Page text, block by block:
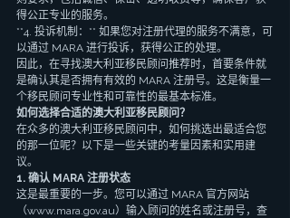
得公正专业的服务。
**4. 投诉机制：** 如果您对注册代理的服务不满意，可
以通过 MARA 进行投诉，获得公正的处理。
因此，在寻找澳大利亚移民顾问推荐时，首要条件就
是确认其是否拥有有效的 MARA 注册号。这是衡量一
个移民顾问专业性和可靠性的最基本标准。
如何选择合适的澳大利亚移民顾问？
在众多的澳大利亚移民顾问中，如何挑选出最适合您
的那一位呢？以下是一些关键的考量因素和实用建
议。
1. 确认 MARA 注册状态
这是最重要的一步。您可以通过 MARA 官方网站
（www.mara.gov.au）输入顾问的姓名或注册号，查